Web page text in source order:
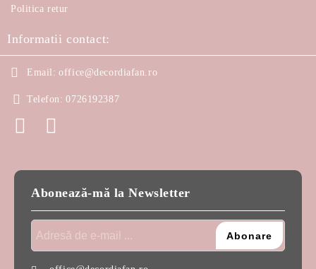
Politica retur
Informatii contact:
Email: office@decordiafan.ro
Telefon: 0726192387
Abonează-mă la Newsletter